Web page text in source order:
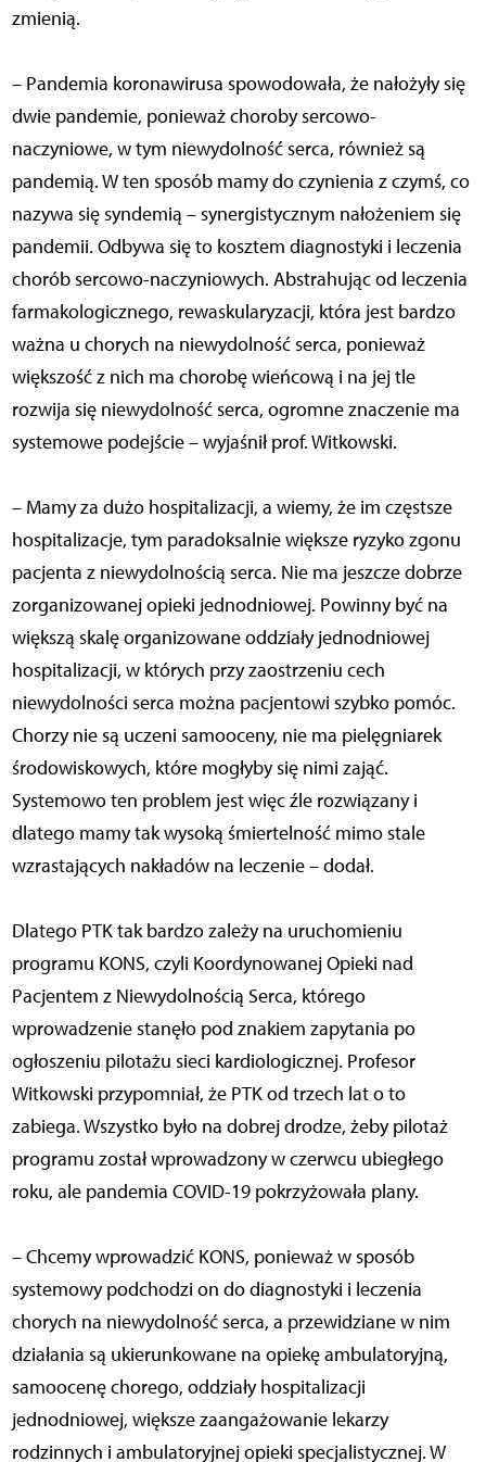
zmienią.
– Pandemia koronawirusa spowodowała, że nałożyły się
dwie pandemie, ponieważ choroby sercowo-
naczyniowe, w tym niewydolność serca, również są
pandemią. W ten sposób mamy do czynienia z czymś, co
nazywa się syndemią – synergistycznym nałożeniem się
pandemii. Odbywa się to kosztem diagnostyki i leczenia
chorób sercowo-naczyniowych. Abstrahując od leczenia
farmakologicznego, rewaskularyzacji, która jest bardzo
ważna u chorych na niewydolność serca, ponieważ
większość z nich ma chorobę wieńcową i na jej tle
rozwija się niewydolność serca, ogromne znaczenie ma
systemowe podejście – wyjaśnił prof. Witkowski.
– Mamy za dużo hospitalizacji, a wiemy, że im częstsze
hospitalizacje, tym paradoksalnie większe ryzyko zgonu
pacjenta z niewydolnością serca. Nie ma jeszcze dobrze
zorganizowanej opieki jednodniowej. Powinny być na
większą skalę organizowane oddziały jednodniowej
hospitalizacji, w których przy zaostrzeniu cech
niewydolności serca można pacjentowi szybko pomóc.
Chorzy nie są uczeni samooceny, nie ma pielęgniarek
środowiskowych, które mogłyby się nimi zająć.
Systemowo ten problem jest więc źle rozwiązany i
dlatego mamy tak wysoką śmiertelność mimo stale
wzrastających nakładów na leczenie – dodał.
Dlatego PTK tak bardzo zależy na uruchomieniu
programu KONS, czyli Koordynowanej Opieki nad
Pacjentem z Niewydolnością Serca, którego
wprowadzenie stanęło pod znakiem zapytania po
ogłoszeniu pilotażu sieci kardiologicznej. Profesor
Witkowski przypomniał, że PTK od trzech lat o to
zabiega. Wszystko było na dobrej drodze, żeby pilotaż
programu został wprowadzony w czerwcu ubiegłego
roku, ale pandemia COVID-19 pokrzyżowała plany.
– Chcemy wprowadzić KONS, ponieważ w sposób
systemowy podchodzi on do diagnostyki i leczenia
chorych na niewydolność serca, a przewidziane w nim
działania są ukierunkowane na opiekę ambulatoryjną,
samoocenę chorego, oddziały hospitalizacji
jednodniowej, większe zaangażowanie lekarzy
rodzinnych i ambulatoryjnej opieki specjalistycznej. W